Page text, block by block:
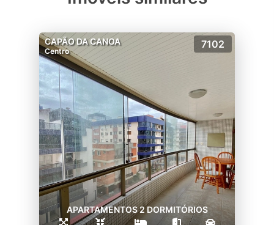
CAPÃO DA CANOA
Centro
7102
APARTAMENTOS 2 DORMITÓRIOS